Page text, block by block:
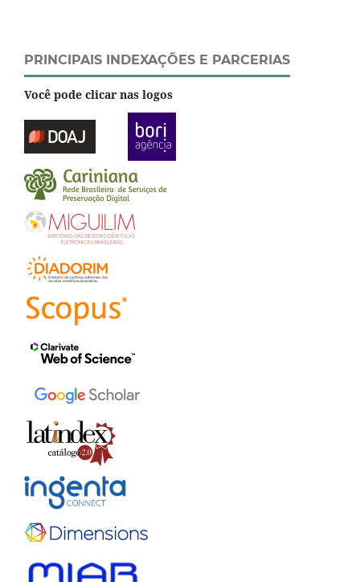
PRINCIPAIS INDEXAÇÕES E PARCERIAS
Você pode clicar nas logos